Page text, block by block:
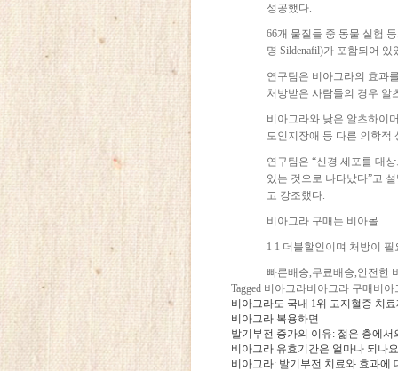
성공했다.
66개 물질들 중 동물 실험
명 Sildenafil)가 포함되어 있
연구팀은 비아그라의 효과
처방받은 사람들의 경우 알
비아그라와 낮은 알츠하이
도인지장애 등 다른 의학적
연구팀은 “신경 세포를 대
있는 것으로 나타났다”고
고 강조했다.
비아그라 구매는 비아몰
1 1 더블할인이며 처방이
빠른배송,무료배송,안전한
Tagged 비아그라비아그라 구매비
비아그라도 국내 1위 고지혈증 치
비아그라 복용하면
발기부전 증가의 이유: 젊은 층에서
비아그라 유효기간은 얼마나 되나
비아그라: 발기부전 치료와 효과에